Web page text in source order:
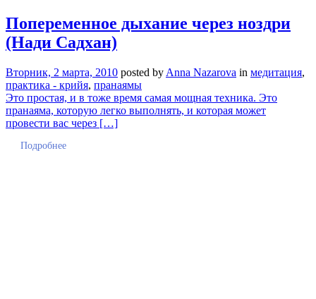
Попеременное дыхание через ноздри
(Нади Садхан)
Вторник, 2 марта, 2010 posted by Anna Nazarova in медитация,
практика - крийя, пранаямы
Это простая, и в тоже время самая мощная техника. Это
пранаяма, которую легко выполнять, и которая может
провести вас через […]
Подробнее